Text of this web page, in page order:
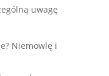
uwagę
Niemowlę i